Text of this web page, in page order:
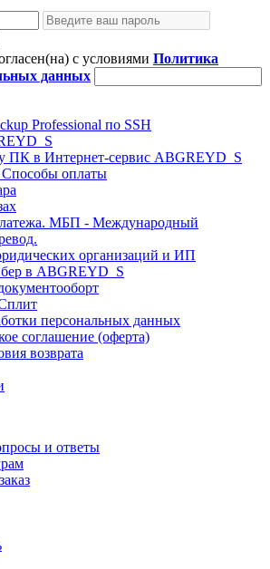
с условиями Политика
данных
Professional по SSH
ПК в Интернет-сервис ABGREYD_S
Способы оплаты
МБП - Международный
организаций и ИП
в ABGREYD_S
персональных данных
соглашение (оферта)
возврата
и ответы